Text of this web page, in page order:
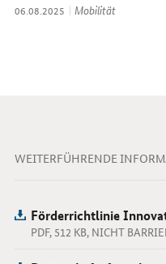
Datum:
06.08.2025 Thema:
Mobilität
WEITERFÜHRENDE
Förderrichtlinie
PDF, 512 KB, NICHT